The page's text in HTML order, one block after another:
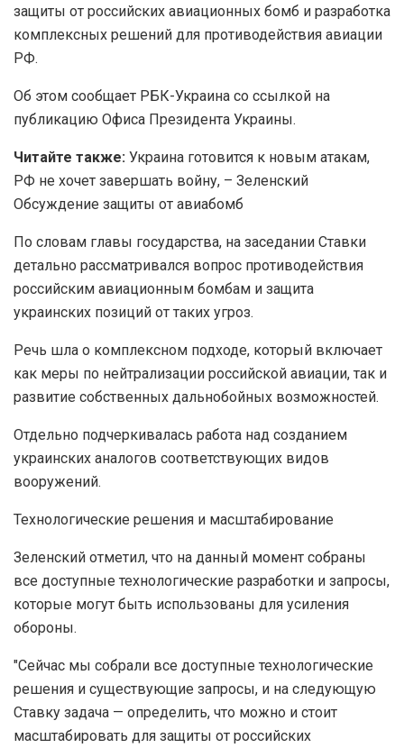
защиты от российских авиационных бомб и разработка
комплексных решений для противодействия авиации
РФ.
Об этом сообщает РБК-Украина со ссылкой на
публикацию Офиса Президента Украины.
Читайте также: Украина готовится к новым атакам,
РФ не хочет завершать войну, – Зеленский
Обсуждение защиты от авиабомб
По словам главы государства, на заседании Ставки
детально рассматривался вопрос противодействия
российским авиационным бомбам и защита
украинских позиций от таких угроз.
Речь шла о комплексном подходе, который включает
как меры по нейтрализации российской авиации, так и
развитие собственных дальнобойных возможностей.
Отдельно подчеркивалась работа над созданием
украинских аналогов соответствующих видов
вооружений.
Технологические решения и масштабирование
Зеленский отметил, что на данный момент собраны
все доступные технологические разработки и запросы,
которые могут быть использованы для усиления
обороны.
"Сейчас мы собрали все доступные технологические
решения и существующие запросы, и на следующую
Ставку задача — определить, что можно и стоит
масштабировать для защиты от российских